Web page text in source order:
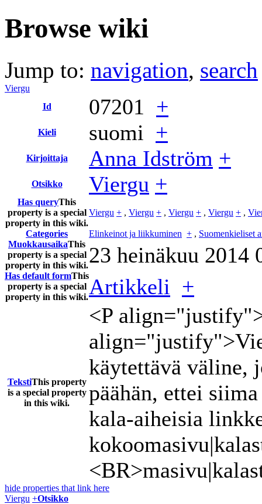
Browse wiki
Jump to: navigation, search
Viergu
Id
07201 +
Kieli suomi +
Kirjoittaja Anna Idström +
Otsikko Viergu +
Has queryThis
property is a special
property in this wiki.
Viergu + , Viergu + , Viergu + , Viergu + ,
Categories Elinkeinot ja liikkuminen + , Suomenkieliset
MuokkausaikaThis
property is a special
property in this wiki.23 heinäkuu
Has default formThis
property is a special
property in this wiki.Artikkeli +
TekstiThis property
is a special property
in this wiki.
<P
käytettävä väline,
päähän, ettei
kala-aiheisia
<BR>
hide properties that link here
Viergu +Otsikko